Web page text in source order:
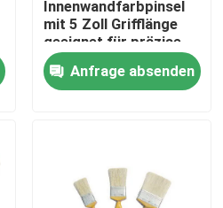
Innenwandfarbpinsel
mit 5 Zoll Grifflänge
geeignet für präzise
Malerei und sogar
Abdeckung an Wänden
Anfrage absenden